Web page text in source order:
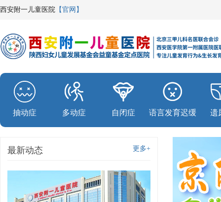
西安附一儿童医院 【官网】
抽动症 多动症 自闭症 语言发育迟缓 遗
更多+
最新动态